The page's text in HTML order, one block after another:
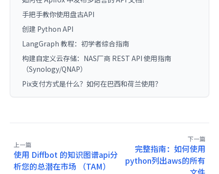
手把手教你使用盘古API
创建 Python API
LangGraph 教程：初学者综合指南
构建自定义云存储：NAS厂商 REST API 使用指南
（Synology/QNAP）
Pix支付方式是什么？如何在巴西和荷兰使用？
上一篇
使用 Diffbot 的知识图谱api分
析您的总潜在市场 （TAM）
下一篇
完整指南：如何使用
python列出aws的所有